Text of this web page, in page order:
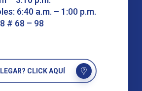
6:40 a.m. – 1:00 p.m.
# 68 – 98
CLICK AQUÍ